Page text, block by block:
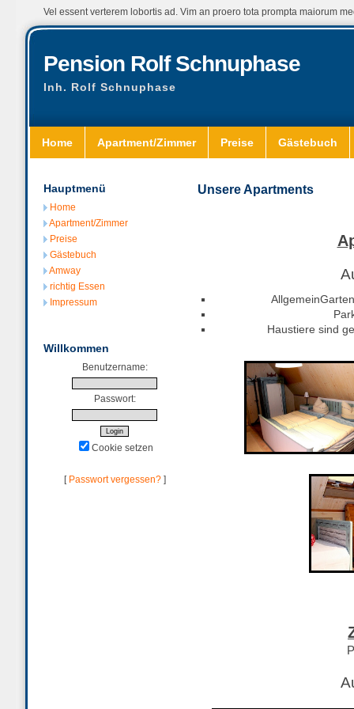
Vel essent verterem lobortis ad. Vim an proero tota prompta maiorum
Pension Rolf Schnuphase
Inh. Rolf Schnuphase
Home Apartment/Zimmer Preise Gästebuch
Hauptmenü
Home
Apartment/Zimmer
Preise
Gästebuch
Amway
richtig Essen
Impressum
Willkommen
Benutzername:
Passwort:
Cookie setzen
[ Passwort vergessen?]
Unsere Apartments
Haustiere sind